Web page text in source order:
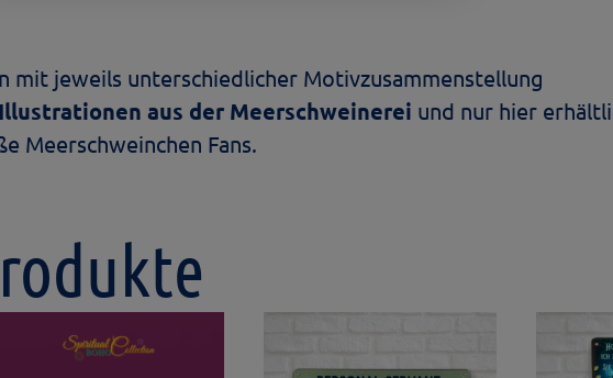
mit jeweils unterschiedlicher Motivzusammenstellung
aus der Meerschweinerei und nur hier
Meerschweinchen Fans.